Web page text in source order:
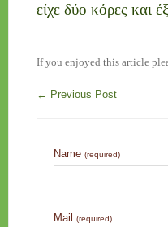
είχε δύο κόρες και
If you enjoyed this article
← Previous Post
Name (required)
Mail (required)